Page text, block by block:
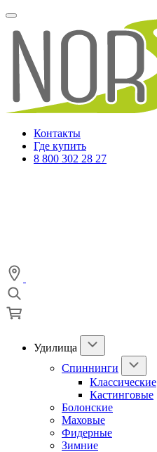
Контакты
Где купить
8 800 302 28 27
Удилища
Спиннинги
Классические
Кастинговые
Болонские
Маховые
Фидерные
Зимние